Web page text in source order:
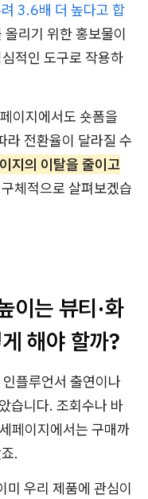
3.6배 더 높다고 합
리기 위한 홍보물이
적인 도구로 작용하
이지에서도 숏폼을
라 전환율이 달라질 수
지의 이탈을 줄이고
체적으로 살펴보겠습
이는 뷰티·화
해야 할까?
플루언서 출연이나
습니다. 조회수나 바
페이지에서는 구매까
.
미 우리 제품에 관심이